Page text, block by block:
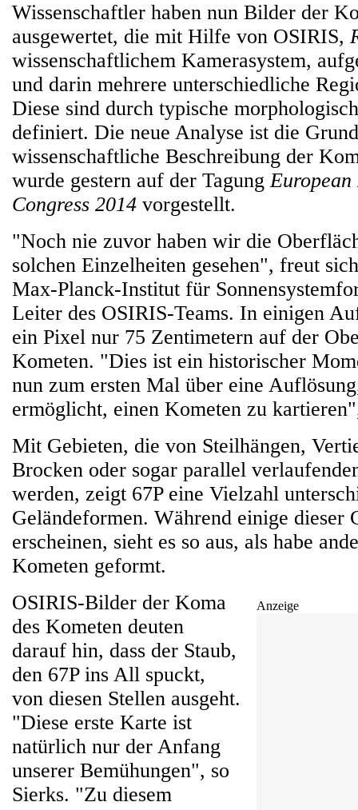
Wissenschaftler haben nun Bilder der
ausgewertet, die mit Hilfe von OSIRIS,
wissenschaftlichem Kamerasystem,
und darin mehrere unterschiedliche
Diese sind durch typische
definiert. Die neue Analyse ist die
wissenschaftliche Beschreibung der
wurde gestern auf der Tagung
Congress 2014 vorgestellt.
"Noch nie zuvor haben wir die
solchen Einzelheiten gesehen", freut
Max-Planck-Institut für
Leiter des OSIRIS-Teams. In einigen
ein Pixel nur 75 Zentimetern auf der
Kometen. "Dies ist ein historischer
nun zum ersten Mal über eine
ermöglicht, einen Kometen zu
Mit Gebieten, die von Steilhängen,
Brocken oder sogar parallel
werden, zeigt 67P eine Vielzahl
Geländeformen. Während einige dieser
erscheinen, sieht es so aus, als habe
Kometen geformt.
Anzeige
OSIRIS-Bilder der Koma
des Kometen deuten
darauf hin, dass der Staub,
den 67P ins All spuckt,
von diesen Stellen ausgeht.
"Diese erste Karte ist
natürlich nur der Anfang
unserer Bemühungen", so
Sierks. "Zu diesem